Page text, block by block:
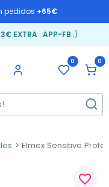
pedidos +65€
EXTRA: APP-FB ;)
0 0
Elmex Sensitive
favorite_border